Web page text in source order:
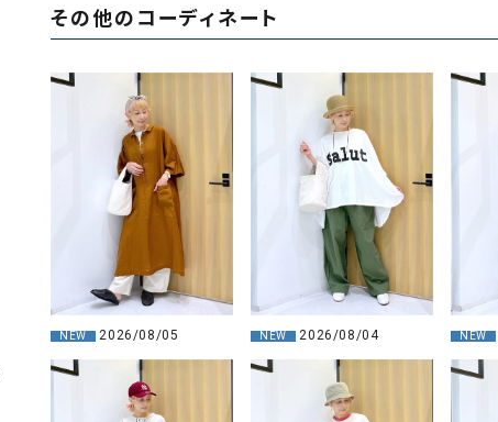
その他のコーディネート
NEW 2026/08/05 NEW 2026/08/04 NEW